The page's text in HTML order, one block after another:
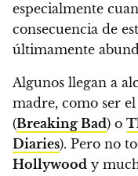
especialmente
consecuencia de
últimamente
Algunos llegan a
madre, como ser el
(Breaking Bad) o
Diaries). Pero no
Hollywood y